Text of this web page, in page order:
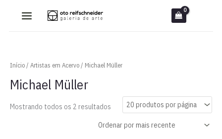
Início/ Artistas em Acervo/ Michael Müller
Michael Müller
Mostrando todos os 2 resultados Classificado
recente